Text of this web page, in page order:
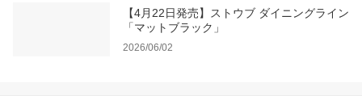
【4月22日発売】ストウブ ダイニングライン
「マットブラック」
2026/06/02